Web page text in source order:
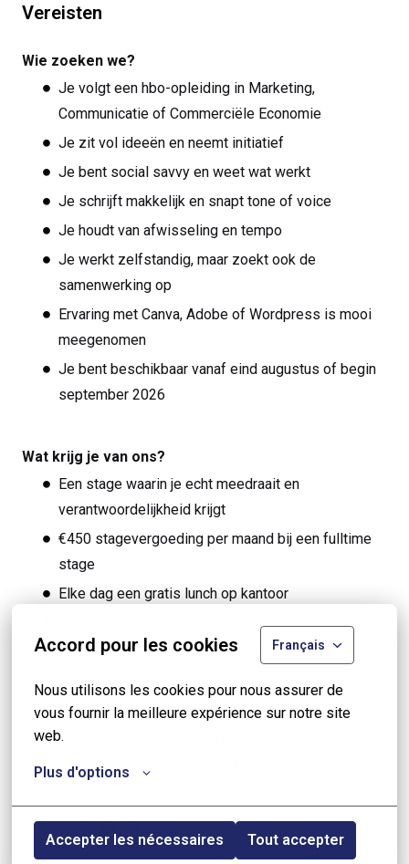
Accord pour les cookies Français
Nous utilisons les cookies pour nous assurer de
vous fournir la meilleure expérience sur notre site
web.
Plus d'options
Accepter les nécessaires Tout accepter
Vereisten
Wie zoeken we?
Je volgt een hbo-opleiding in Marketing,
Communicatie of Commerciële Economie
Je zit vol ideeën en neemt initiatief
Je bent social savvy en weet wat werkt
Je schrijft makkelijk en snapt tone of voice
Je houdt van afwisseling en tempo
Je werkt zelfstandig, maar zoekt ook de
samenwerking op
Ervaring met Canva, Adobe of Wordpress is mooi
meegenomen
Je bent beschikbaar vanaf eind augustus of begin
september 2026
Wat krijg je van ons?
Een stage waarin je echt meedraait en
verantwoordelijkheid krijgt
€450 stagevergoeding per maand bij een fulltime
stage
Elke dag een gratis lunch op kantoor
Flexibiliteit tussen 32 en 40 uur per week
Een werkplek naast Amsterdam Centraal
Een laptop zodat je goed kunt werken
Vrijdagmiddagborrels en team events
Directe betrokkenheid bij grote branche-
evenementen zoals ADE, ITC en ESNS
Waarom je dit wil
Je bent hier geen stagiair op de achtergrond, maar